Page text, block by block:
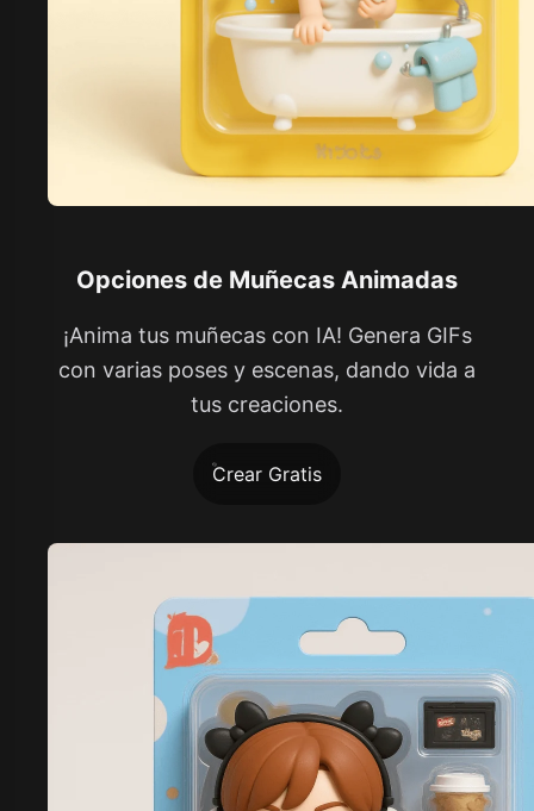
Opciones de Muñecas Animadas
¡Anima tus muñecas con IA! Genera GIFs
con varias poses y escenas, dando vida a
tus creaciones.
Crear Gratis